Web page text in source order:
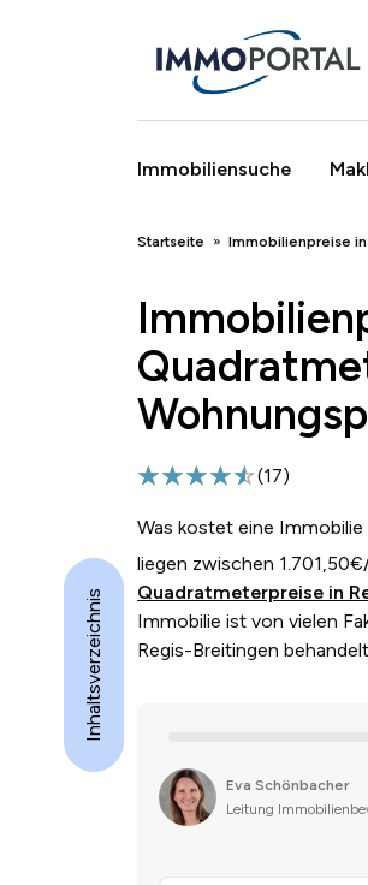
Immobiliensuche
Breadcrumb
Startseite Immobilienpreise in
(17)
Was kostet eine
liegen zwischen
Quadratmeterpreise in
Immobilie ist von vielen
Regis-Breitingen
Inhaltsverzeichnis